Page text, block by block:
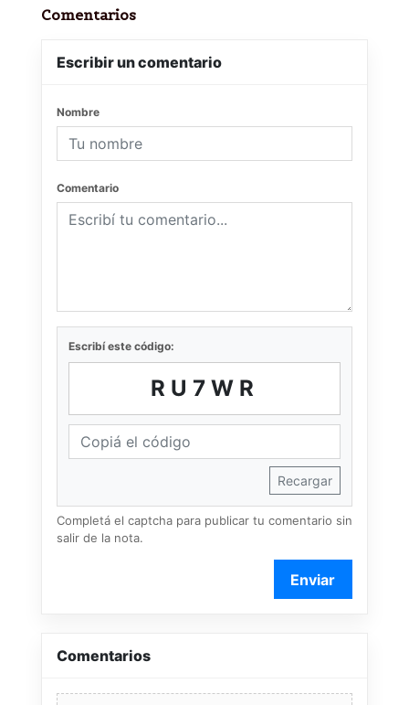
Comentarios
Escribir un comentario
Nombre
Comentario
Escribí este código:
RU7WR
Recargar
Completá el captcha para publicar tu comentario sin
salir de la nota.
Enviar
Comentarios